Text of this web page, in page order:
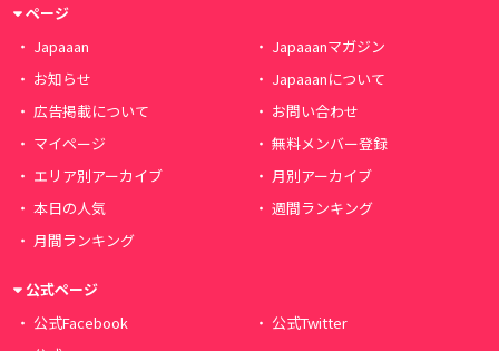
ページ
Japaaan
Japaaanマガジン
お知らせ
Japaaanについて
広告掲載について
お問い合わせ
マイページ
無料メンバー登録
エリア別アーカイブ
月別アーカイブ
本日の人気
週間ランキング
月間ランキング
公式ページ
公式Facebook
公式Twitter